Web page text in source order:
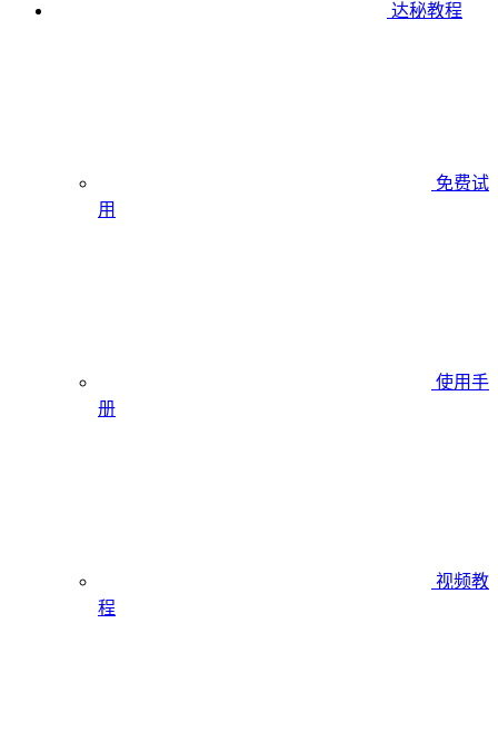
达秘教程
免费试
用
使用手
册
视频教
程